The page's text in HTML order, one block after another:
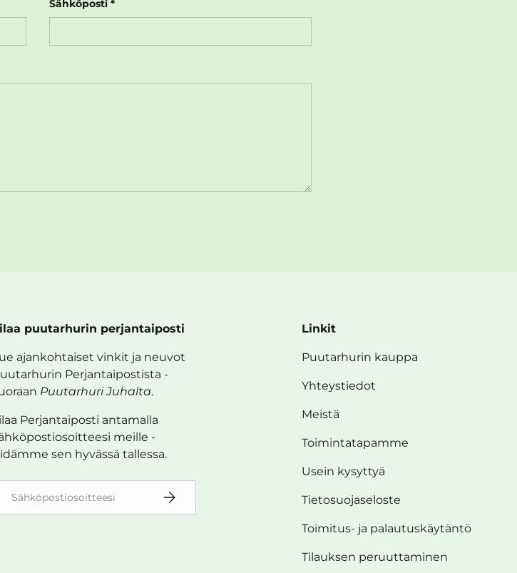
Sähköposti
puutarhurin perjantaiposti
ajankohtaiset vinkit ja neuvot
Perjantaipostista -
Puutarhuri Juhalta.
Perjantaiposti antamalla
meille -
sen hyvässä tallessa.
TILAA
Linkit
Puutarhurin kauppa
Yhteystiedot
Meistä
Toimintatapamme
Usein kysyttyä
Tietosuojaseloste
Toimitus- ja palautuskäytäntö
Tilauksen peruuttaminen